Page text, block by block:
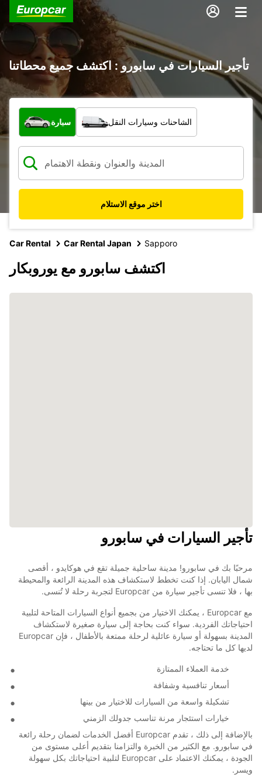
تأجير السيارات في سابورو : اكتشف جميع محطاتنا
ما نوع المركبة؟
سيارة الشاحنات وسيارات النقل
اختر موقع الاستلام
Car Rental Car Rental Japan Sapporo
اكتشف سابورو مع يوروبكار
تأجير السيارات في سابورو
مرحبًا بك في سابورو! مدينة ساحلية جميلة تقع في هوكايدو ، أقصى
شمال اليابان. إذا كنت تخطط لاستكشاف هذه المدينة الرائعة والمحيطة
بها ، فلا تنسى تأجير سيارة من Europcar لتجربة رحلة لا تُنسى.
مع Europcar ، يمكنك الاختيار من بجميع أنواع السيارات المتاحة لتلبية
احتياجاتك الفردية. سواء كنت بحاجة إلى سيارة صغيرة لاستكشاف
المدينة بسهولة أو سيارة عائلية لرحلة ممتعة بالأطفال ، فإن Europcar
لديها كل ما تحتاجه.
خدمة العملاء الممتازة
أسعار تنافسية وشفافة
تشكيلة واسعة من السيارات للاختيار من بينها
خيارات استئجار مرنة تناسب جدولك الزمني
بالإضافة إلى ذلك ، تقدم Europcar أفضل الخدمات لضمان رحلة رائعة
في سابورو. مع الكثير من الخبرة والتزامنا بتقديم أعلى مستوى من
الجودة ، يمكنك الاعتماد على Europcar لتلبية احتياجاتك بكل سهولة
ويسر.